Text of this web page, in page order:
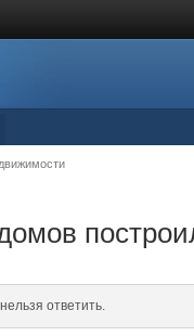
ответить.